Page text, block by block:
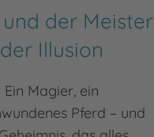
der Meister
der Illusion
Ein Magier, ein
Pferd – und